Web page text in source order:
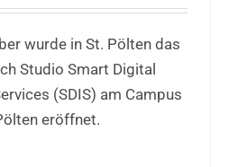
wurde in St. Pölten das
Studio Smart Digital
(SDIS) am Campus
eröffnet.